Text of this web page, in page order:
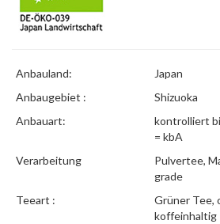
Anbauland:
Japan
Anbaugebiet :
Shizuoka
Anbauart:
kontrolliert
= kbA
Verarbeitung
Pulvertee,
grade
Teeart :
Grüner Tee,
koffeinhaltig